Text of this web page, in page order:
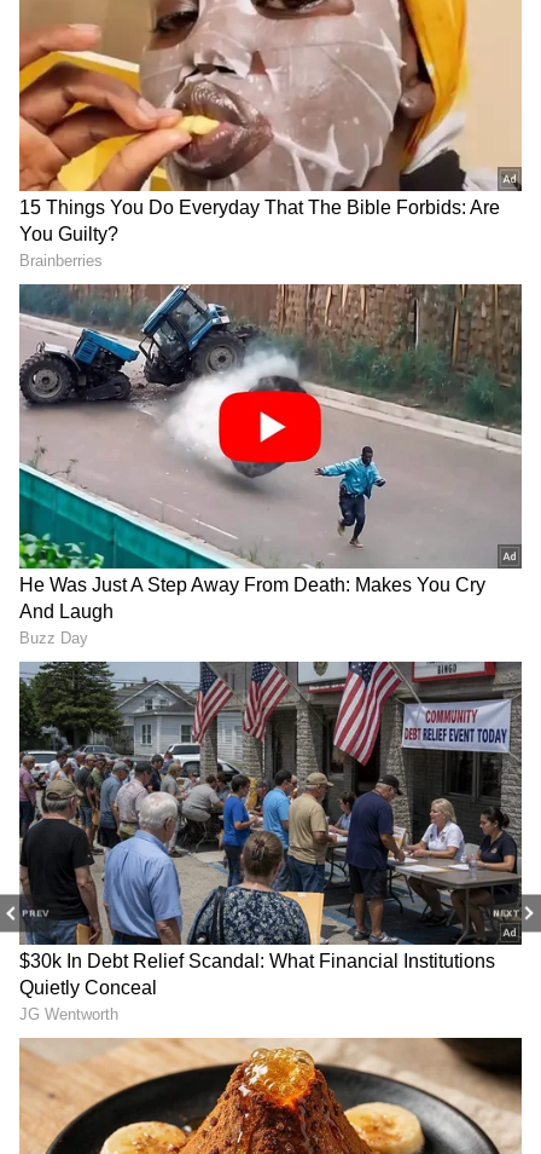
PREV NEXT
Asianet News
పెద్దికి అక్కడ నష్టాలు
అయితే ఓవర్సీస్ లో మాత్రం పెద్ది చిత్రానికి ఎదురీత
తప్పడం లేదు. ఓవర్సీస్ లో పెద్ది చిత్రానికి నష్టాలు ఖాయం
అంటూ ట్రేడ్ విశ్లేషకులు భావిస్తున్నారు. ఇదిలా ఉండగా పెద్ది
చిత్రాన్ని వివాదాలు కూడా వెంటాడాయి. జాన్వీ కపూర్
పాత్రని డైరెక్టర్ బుచ్చిబాబు ప్రెజెంట్ చేసిన విధానాన్ని చాలా
మంది తప్పు పట్టారు. కేవలం గ్లామర్ తో అట్రాక్ట్ చేయడం
కోసమే ఆమె పాత్రని ఉపయోగించుకున్నట్లు విమర్శలు
వచ్చాయి.
Related Articles
మొన్న మెగాస్టార్ మూవీలో ఛాన్స్, ఇప్పుడు మరో క్రేజీ
ఆఫర్..బిగ్‌బాస్ తెలుగు 10లోకి నందూస్ వరల్డ్